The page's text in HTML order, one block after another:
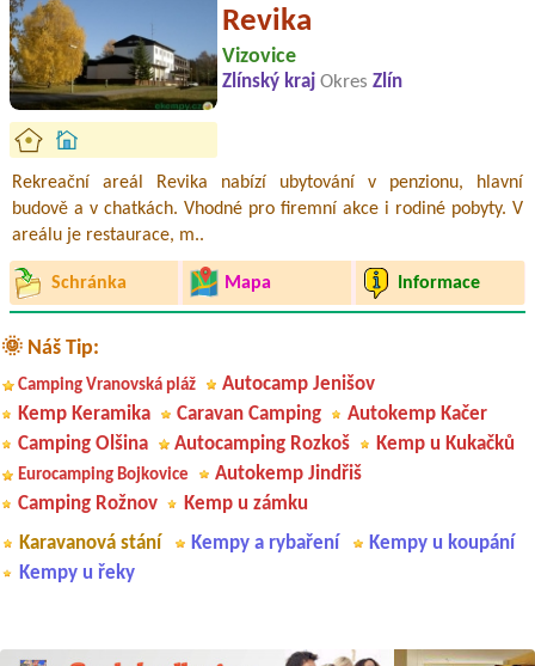
Revika
Vizovice
Zlínský kraj Okres Zlín
Rekreační areál Revika nabízí ubytování v penzionu, hlavní
budově a v chatkách. Vhodné pro firemní akce i rodiné pobyty. V
areálu je restaurace, m..
Schránka Mapa Informace
🌞 Náš Tip:
Camping Vranovská pláž
Autocamp Jenišov
Kemp Keramika
Caravan Camping
Autokemp Kačer
Camping Olšina
Autocamping Rozkoš Kemp u Kukačků
Eurocamping Bojkovice
Autokemp Jindřiš
Camping Rožnov
Kemp u zámku
Karavanová stání
Kempy a rybaření
Kempy u koupání
Kempy u řeky